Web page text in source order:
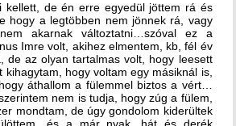
kellett, de én erre egyedül jöttem rá és
hogy a legtöbben nem jönnek rá, vagy
akarnak változtatni…szóval ez a
Imre volt, akihez elmentem, kb, fél év
de az olyan tartalmas volt, hogy leesett
kihagytam, hogy voltam egy másiknál is,
áthallom a fülemmel biztos a vért…
nem is tudja, hogy zúg a fülem,
mondtam, de úgy gondolom kiderültek